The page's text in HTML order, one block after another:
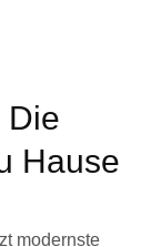
Die
Hause
modernste